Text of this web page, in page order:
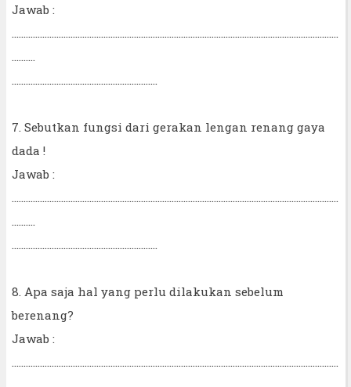
Jawab :
7. Sebutkan fungsi dari gerakan lengan renang gaya
dada !
Jawab :
8. Apa saja hal yang perlu dilakukan sebelum
berenang?
Jawab :